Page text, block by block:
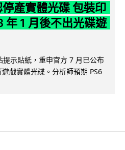
產實體光碟 包裝印
1 月後不出光碟遊
示貼紙，重申官方 7 月已公布
戲實體光碟。分析師預期 PS6